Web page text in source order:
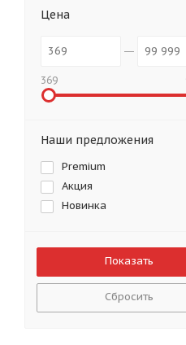
Цена
369
Наши предложения
Premium
Акция
Новинка
Сбросить